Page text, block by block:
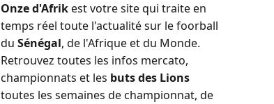
Onze d'Afrikest votre site qui traite en
temps réel toute l'actualité sur le foorball
du Sénégal, de l'Afrique et du Monde.
Retrouvez toutes les infos mercato,
championnats et les buts des Lions
toutes les semaines de championnat, de